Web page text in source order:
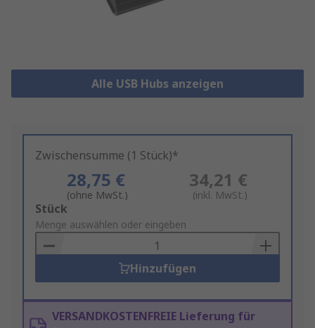
Alle USB Hubs anzeigen
Zwischensumme (1 Stück)*
28,75 €
(ohne MwSt.)
34,21 €
(inkl. MwSt.)
Add
to
Basket
Stück
Menge auswählen oder eingeben
Hinzufügen
VERSANDKOSTENFREIE Lieferung für